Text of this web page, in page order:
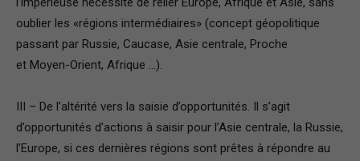
oublier les «régions intermédiaires» (concept géopolitique
passant par Russie, Caucase, Asie centrale, Proche
et Moyen-Orient, Afrique …).
III – De l’altérité vers la saisie d’opportunités. Il s’agit
d’opportunités d’actions à saisir pour l’Asie centrale, la Russie,
l’Europe, si ces dernières régions sont prêtes à répondre au